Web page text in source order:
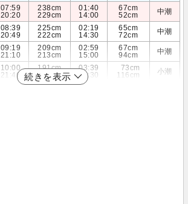
07:59
20:20
238cm
229cm
01:40
14:00
67cm
52cm
中潮
08:39
20:49
225cm
222cm
02:19
14:30
65cm
72cm
中潮
09:19
21:10
209cm
213cm
02:59
15:00
67cm
94cm
中潮
10:00
21:40
191cm
203cm
03:39
15:30
73cm
116cm
小潮
続きを表示